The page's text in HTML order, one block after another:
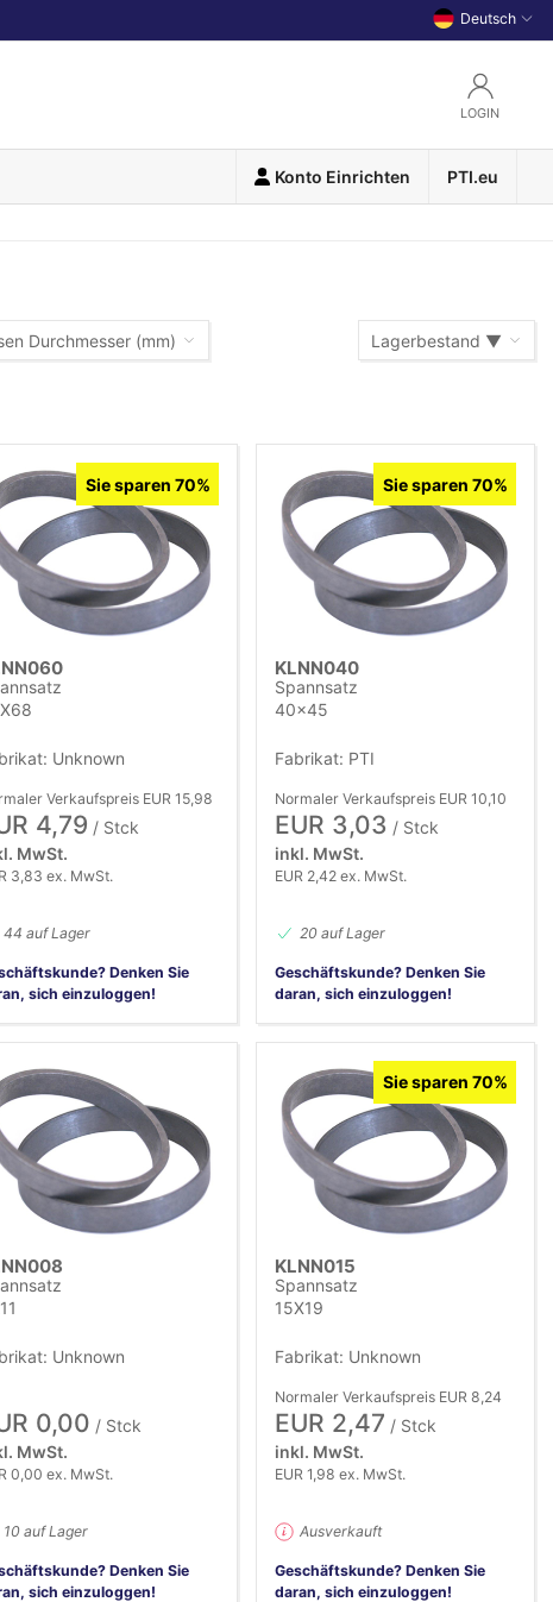
Deutsch
LOGIN
Konto Einrichten PTI.eu
Durchmesser (mm)
Lagerbestand ▼
Warennummer (A-Z)
Warennummer (Z-A)
Name (A-Z)
Name (Z-A)
Sie sparen 70%
Unknown
Verkaufspreis EUR 15,98
4,79 / Stck
MwSt.
3,83 ex. MwSt.
44 auf Lager
Denken Sie
sich einzuloggen!
Sie sparen 70%
KLNN040
Spannsatz
40x45
Fabrikat: PTI
Normaler Verkaufspreis EUR 10,10
EUR 3,03 / Stck
inkl. MwSt.
EUR 2,42 ex. MwSt.
20 auf Lager
Geschäftskunde? Denken Sie
daran, sich einzuloggen!
Unknown
0,00 / Stck
MwSt.
0,00 ex. MwSt.
10 auf Lager
Denken Sie
sich einzuloggen!
Sie sparen 70%
KLNN015
Spannsatz
15X19
Fabrikat: Unknown
Normaler Verkaufspreis EUR 8,24
EUR 2,47 / Stck
inkl. MwSt.
EUR 1,98 ex. MwSt.
Ausverkauft
Geschäftskunde? Denken Sie
daran, sich einzuloggen!